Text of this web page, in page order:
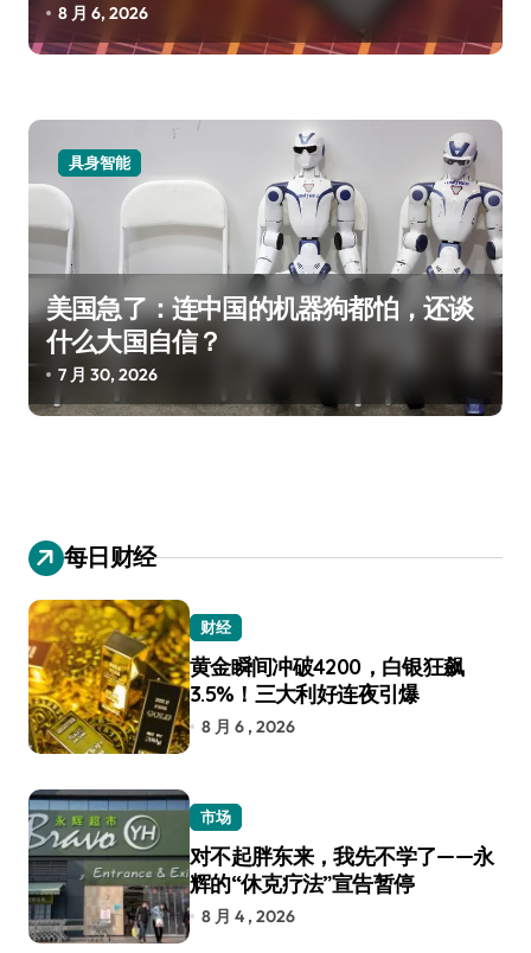
8 月 6, 2026
具身智能
美国急了：连中国的机器狗都怕，还谈
什么大国自信？
7 月 30, 2026
每日财经
财经
黄金瞬间冲破4200，白银狂飙
3.5%！三大利好连夜引爆
8 月 6 , 2026
市场
对不起胖东来，我先不学了——永
辉的“休克疗法”宣告暂停
8 月 4 , 2026